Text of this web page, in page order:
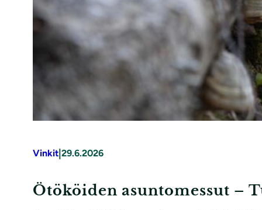
Vinkit 29.6.2026
Ötököiden asuntomessut –